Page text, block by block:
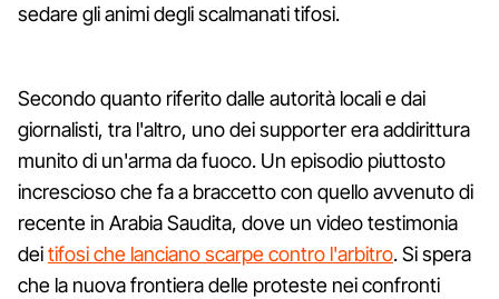
sedare gli animi degli scalmanati tifosi.
Secondo quanto riferito dalle autorità locali e dai
giornalisti, tra l'altro, uno dei supporter era addirittura
munito di un'arma da fuoco. Un episodio piuttosto
increscioso che fa a braccetto con quello avvenuto di
recente in Arabia Saudita, dove un video testimonia
deitifosi che lanciano scarpe contro l'arbitro. Si spera
che la nuova frontiera delle proteste nei confronti